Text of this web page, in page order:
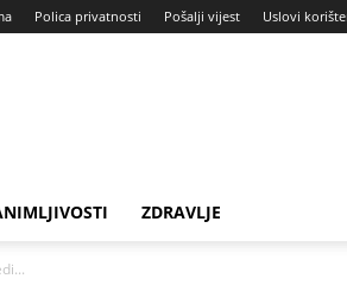
Polica privatnosti Pošalji vijest Uslovi
ZDRAVLJE